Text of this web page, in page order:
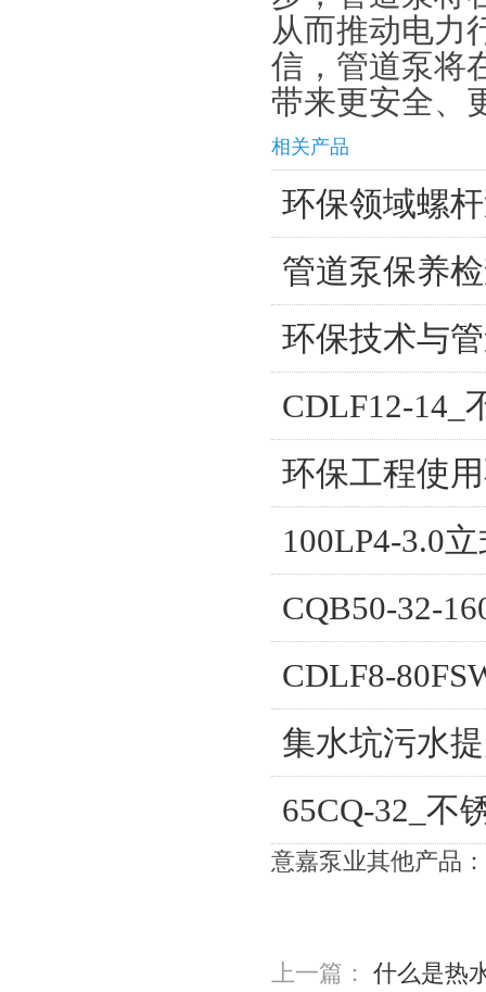
从而推动电力
信，管道泵将
带来更安全、
相关产品
环保领域螺
管道泵保养
环保技术与
CDLF12-14_
环保工程使
100LP4-3.0
CQB50-32-
CDLF8-
集水坑污水
65CQ-32_不
意嘉泵业其他产品：
上一篇： 什么是热